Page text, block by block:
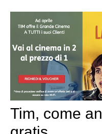
cinema gratis
Tim, come